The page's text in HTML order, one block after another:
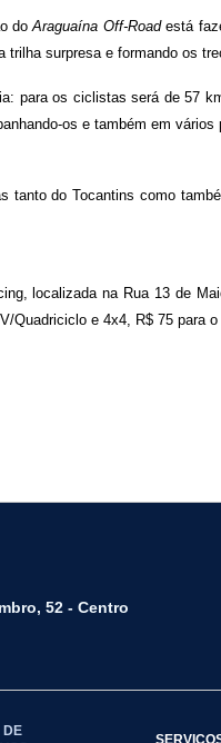
doAraguaína Off-Roadestá
surpresa e formando os
para os ciclistas será de 57
os e também em vários
tanto do Tocantins como
localizada na Rua 13 de
Quadriciclo e 4x4, R$ 75 para
52 - Centro
DE